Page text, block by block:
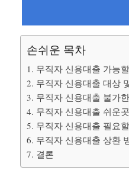
손쉬운 목차
1. 무직자 신용대출 가능
2. 무직자 신용대출 대상
3. 무직자 신용대출 불가
4. 무직자 신용대출 쉬운곳
5. 무직자 신용대출 필요
6. 무직자 신용대출 상환
7. 결론